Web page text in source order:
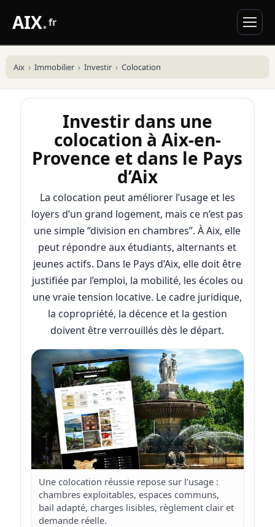
AIX.fr
Aix Immobilier Investir Colocation
Investir dans une
colocation à Aix-en-
Provence et dans le Pays
d’Aix
La colocation peut améliorer l’usage et les
loyers d’un grand logement, mais ce n’est pas
une simple “division en chambres”. À Aix, elle
peut répondre aux étudiants, alternants et
jeunes actifs. Dans le Pays d’Aix, elle doit être
justifiée par l’emploi, la mobilité, les écoles ou
une vraie tension locative. Le cadre juridique,
la copropriété, la décence et la gestion
doivent être verrouillés dès le départ.
Une colocation réussie repose sur l’usage :
chambres exploitables, espaces communs,
bail adapté, charges lisibles, règlement clair et
demande réelle.